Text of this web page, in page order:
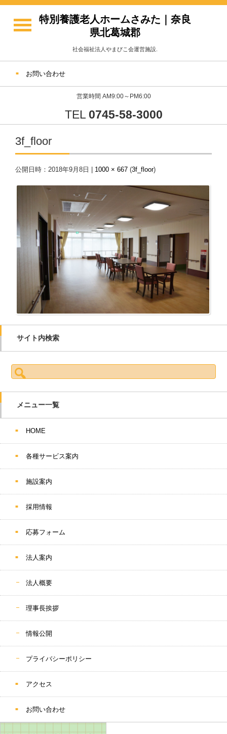
特別養護老人ホームさみた｜奈良
県北葛城郡
社会福祉法人やまびこ会運営施設.
お問い合わせ
営業時間 AM9:00～PM6:00
TEL 0745-58-3000
3f_floor
公開日時： 2018年9月8日 1000 × 667 (3f_floor)
サイト内検索
検索:
メニュー一覧
HOME
各種サービス案内
施設案内
採用情報
応募フォーム
法人案内
法人概要
理事長挨拶
情報公開
プライバシーポリシー
アクセス
お問い合わせ